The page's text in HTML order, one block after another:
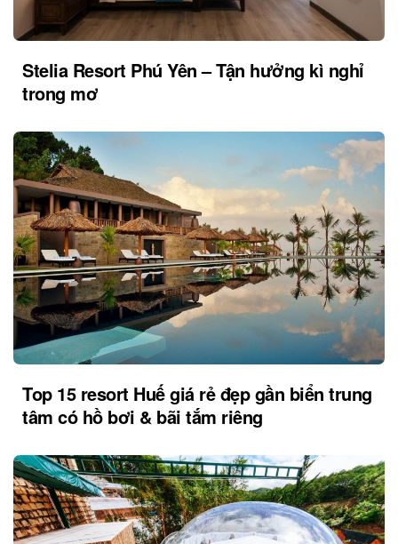
Stelia Resort Phú Yên – Tận hưởng kì nghỉ
trong mơ
Top 15 resort Huế giá rẻ đẹp gần biển trung
tâm có hồ bơi & bãi tắm riêng